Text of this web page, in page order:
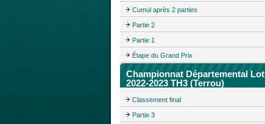
Cumul après 2 parties
Partie 2
Partie 1
Étape du Grand Prix
Championnat Départemental Lot
2022-2023 TH3 (Terrou)
Classement final
Partie 3